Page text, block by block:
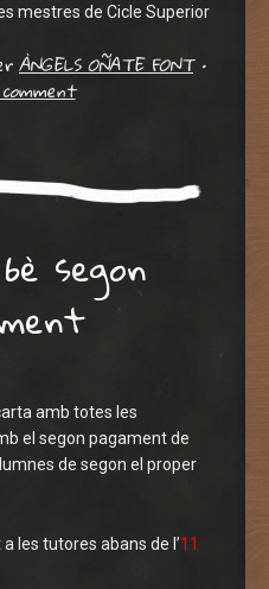
mestres de Cicle Superior
ÀNGELS OÑATE FONT •
segon
amb totes les
el segon pagament de
de segon el proper
les tutores abans de l’11